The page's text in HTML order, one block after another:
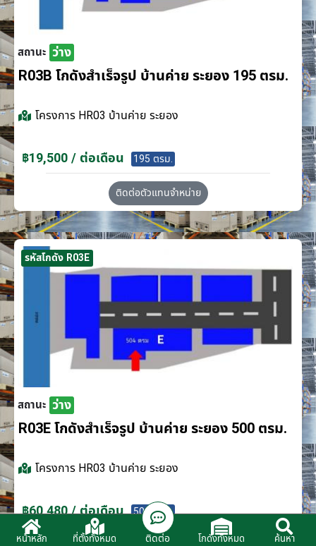
สถานะ ว่าง
R03B โกดังสำเร็จรูป บ้านค่าย ระยอง 195 ตรม.
โครงการ HR03 บ้านค่าย ระยอง
฿19,500 / ต่อเดือน 195 ตรม.
ติดต่อตัวแทนจำหน่าย
รหัสโกดัง R03E
สถานะ ว่าง
R03E โกดังสำเร็จรูป บ้านค่าย ระยอง 500 ตรม.
โครงการ HR03 บ้านค่าย ระยอง
฿60,480 / ต่อเดือน 500 ตรม.
หน้าหลัก ที่ตั้งทั้งหมด ติดต่อ โกดังทั้งหมด ค้นหา